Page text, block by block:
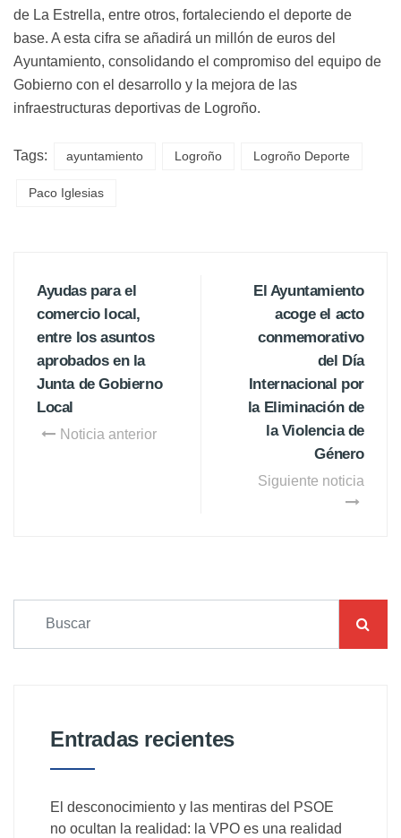
de La Estrella, entre otros, fortaleciendo el deporte de
base. A esta cifra se añadirá un millón de euros del
Ayuntamiento, consolidando el compromiso del equipo de
Gobierno con el desarrollo y la mejora de las
infraestructuras deportivas de Logroño.
Tags: ayuntamiento Logroño Logroño Deporte
Paco Iglesias
Ayudas para el
comercio local,
entre los asuntos
aprobados en la
Junta de Gobierno
Local
Noticia anterior
El Ayuntamiento
acoge el acto
conmemorativo
del Día
Internacional por
la Eliminación de
la Violencia de
Género
Siguiente noticia
Entradas recientes
El desconocimiento y las mentiras del PSOE
no ocultan la realidad: la VPO es una realidad